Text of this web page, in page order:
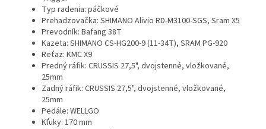
Typ radenia: páčkové
Prehadzovačka: SHIMANO Alivio RD-M3100-SGS, Sram X5
Prevodník: Bafang 38T
Kazeta: SHIMANO CS-HG200-9 (11-34T), SRAM PG-920
Reťaz: KMC X9
Predný ráfik: CRUSSIS 27,5", dvojstenné, vložkované,
25mm
Zadný ráfik: CRUSSIS 27,5", dvojstenné, vložkované,
25mm
Pedále: WELLGO
Kľuky: 170 mm